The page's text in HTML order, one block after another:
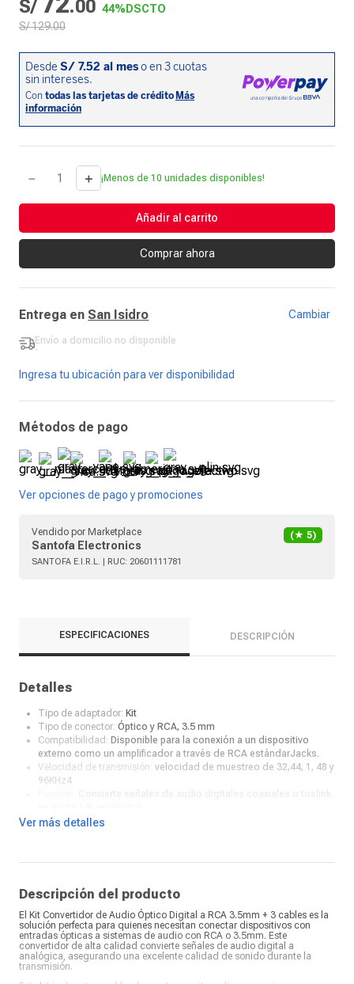
S/ .00 44% DSCTO
S/129.00
＋
－ ¡Menos de 10 unidades disponibles!
Añadir al carrito
Comprar ahora
Entrega en San Isidro Cambiar
Envío a domicilio no disponible
-
Ingresa tu ubicación para ver disponibilidad
Métodos de pago
Ver opciones de pago y promociones
Vendido por Marketplace
Santofa Electronics
(★ 5)
SANTOFA E.I.R.L. | RUC: 20601111781
ESPECIFICACIONES DESCRIPCIÓN
Detalles
Tipo de adaptador: Kit
Tipo de conector: Óptico y RCA, 3.5 mm
Compatibilidad: Disponible para la conexión a un dispositivo
externo como un amplificador a través de RCA estándarJacks.
Velocidad de transmisión: velocidad de muestreo de 32,44, 1, 48 y
96KHz4
Características extras:
Color:Negro
Ver más detalles
Descripción del producto
El Kit Convertidor de Audio Óptico Digital a RCA 3.5mm + 3 cables es la
solución perfecta para quienes necesitan conectar dispositivos con
entradas ópticas a sistemas de audio con RCA o 3.5mm. Este
convertidor de alta calidad convierte señales de audio digital a
analógica, asegurando una excelente calidad de sonido durante la
transmisión.